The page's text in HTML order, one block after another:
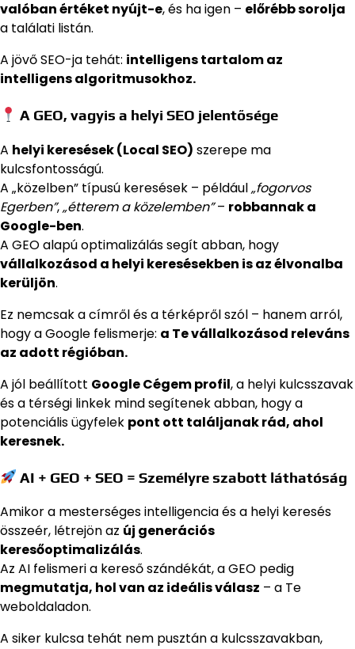
valóban értéket nyújt-e, és ha igen – előrébb sorolja
a találati listán.
A jövő SEO-ja tehát: intelligens tartalom az
intelligens algoritmusokhoz.
A GEO, vagyis a helyi SEO jelentősége
A helyi keresések (Local SEO) szerepe ma
kulcsfontosságú.
A „közelben” típusú keresések – például„fogorvos
Egerben”,„étterem a közelemben”– robbannak a
Google-ben.
A GEO alapú optimalizálás segít abban, hogy
vállalkozásod a helyi keresésekben is az élvonalba
kerüljön.
Ez nemcsak a címről és a térképről szól – hanem arról,
hogy a Google felismerje: a Te vállalkozásod releváns
az adott régióban.
A jól beállított Google Cégem profil, a helyi kulcsszavak
és a térségi linkek mind segítenek abban, hogy a
potenciális ügyfelek pont ott találjanak rád, ahol
keresnek.
AI + GEO + SEO = Személyre szabott láthatóság
Amikor a mesterséges intelligencia és a helyi keresés
összeér, létrejön az új generációs
keresőoptimalizálás.
Az AI felismeri a kereső szándékát, a GEO pedig
megmutatja, hol van az ideális válasz – a Te
weboldaladon.
A siker kulcsa tehát nem pusztán a kulcsszavakban,